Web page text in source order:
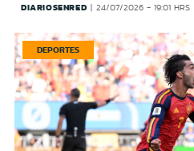
DIARIOSENRED 24/07/2026 - 19:01 HRS
DEPORTES